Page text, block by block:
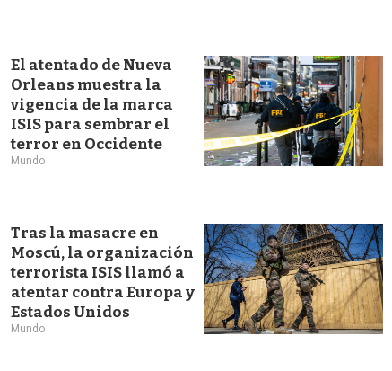
e
d
El atentado de Nueva
Orleans muestra la
vigencia de la marca
ISIS para sembrar el
terror en Occidente
Mundo
Tras la masacre en
Moscú, la organización
terrorista ISIS llamó a
atentar contra Europa y
Estados Unidos
Mundo